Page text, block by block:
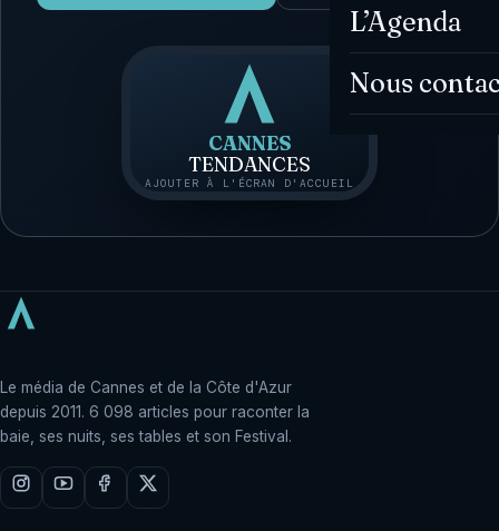
L’Agenda
Nous
CANNES
TENDANCES
AJOUTER À L'ÉCRAN D'ACCUEIL
Le média de Cannes et de la Côte d'Azur
depuis 2011. 6 098 articles pour raconter la
baie, ses nuits, ses tables et son Festival.